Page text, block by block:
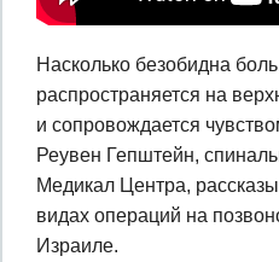
Насколько безобидна
распространяется на
и сопровождается
Реувен Гепштейн,
Медикал Центра,
видах операций на
Израиле.